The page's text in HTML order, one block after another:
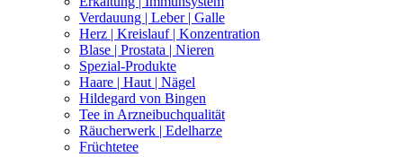
Verdauung | Leber | Galle
Herz | Kreislauf | Konzentration
Blase | Prostata | Nieren
Spezial-Produkte
Haare | Haut | Nägel
Hildegard von Bingen
Tee in Arzneibuchqualität
Räucherwerk | Edelharze
Früchtetee